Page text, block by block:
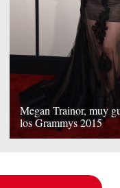
Megan Trainor, muy
los Grammys 2015